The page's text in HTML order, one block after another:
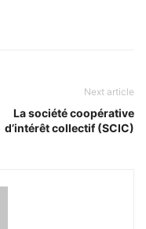
Next article
La société coopérative
d’intérêt collectif (SCIC)